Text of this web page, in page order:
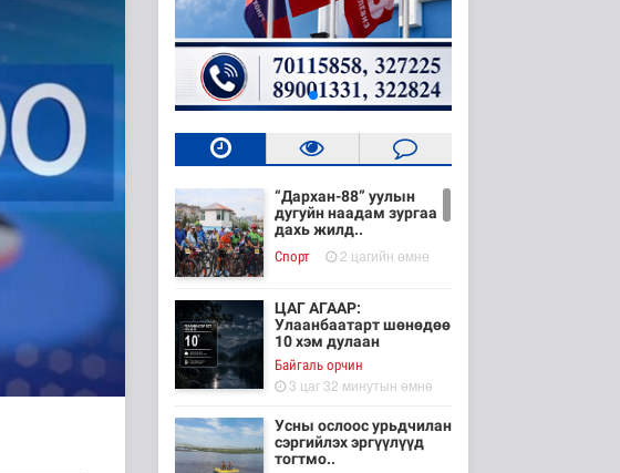
“Дархан-88” уулын
дугуйн наадам зургаа
дахь жилд..
Cпорт 2 цагийн өмнө
ЦАГ АГААР:
Улаанбаатарт шөнөдөө
10 хэм дулаан
Байгаль орчин
3 цаг 32 минутын өмнө
Усны ослоос урьдчилан
сэргийлэх эргүүлүүд
тогтмо..